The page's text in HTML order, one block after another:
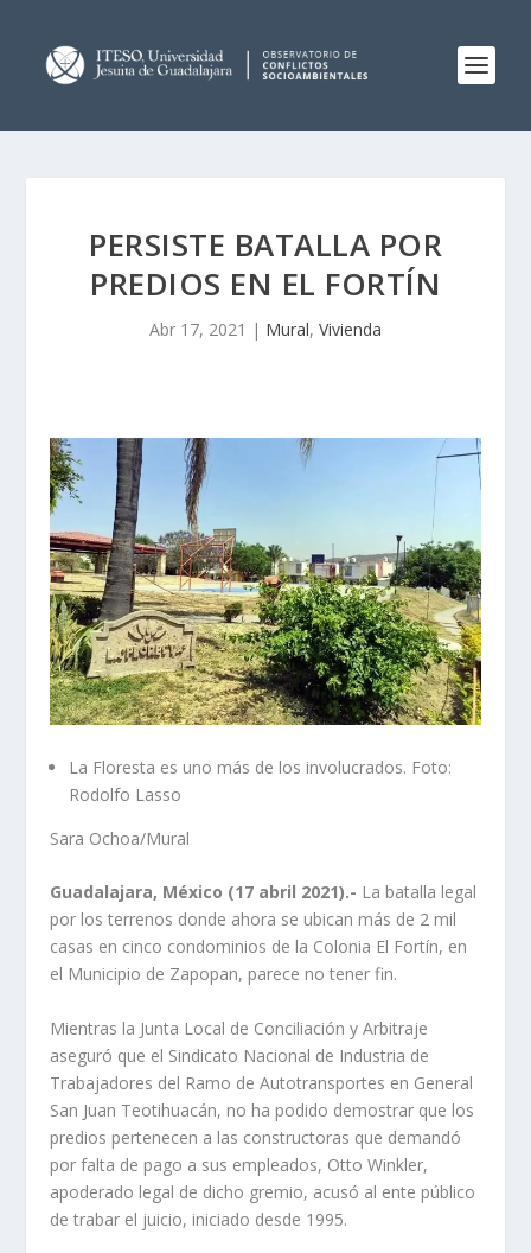
PERSISTE BATALLA POR
PREDIOS EN EL FORTÍN
Abr 17, 2021 | Mural, Vivienda
La Floresta es uno más de los involucrados. Foto:
Rodolfo Lasso
Sara Ochoa/Mural
Guadalajara, México (17 abril 2021).- La batalla legal
por los terrenos donde ahora se ubican más de 2 mil
casas en cinco condominios de la Colonia El Fortín, en
el Municipio de Zapopan, parece no tener fin.
Mientras la Junta Local de Conciliación y Arbitraje
aseguró que el Sindicato Nacional de Industria de
Trabajadores del Ramo de Autotransportes en General
San Juan Teotihuacán, no ha podido demostrar que los
predios pertenecen a las constructoras que demandó
por falta de pago a sus empleados, Otto Winkler,
apoderado legal de dicho gremio, acusó al ente público
de trabar el juicio, iniciado desde 1995.